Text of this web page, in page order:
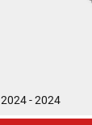
2024 - 2024